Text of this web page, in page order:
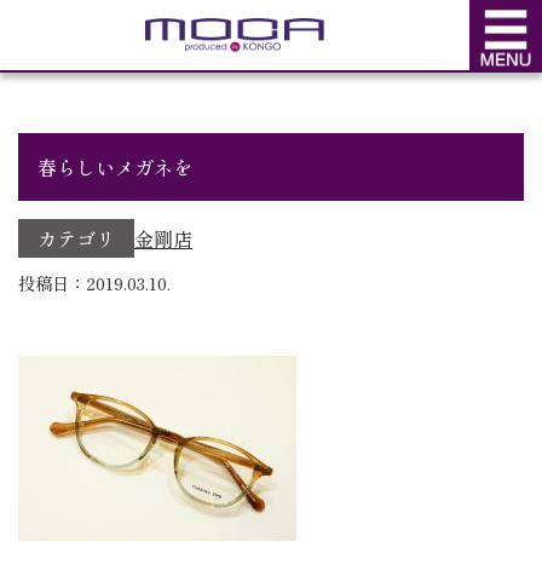
BLOG
春らしいメガネを
カテゴリ 金剛店
投稿日：2019.03.10.